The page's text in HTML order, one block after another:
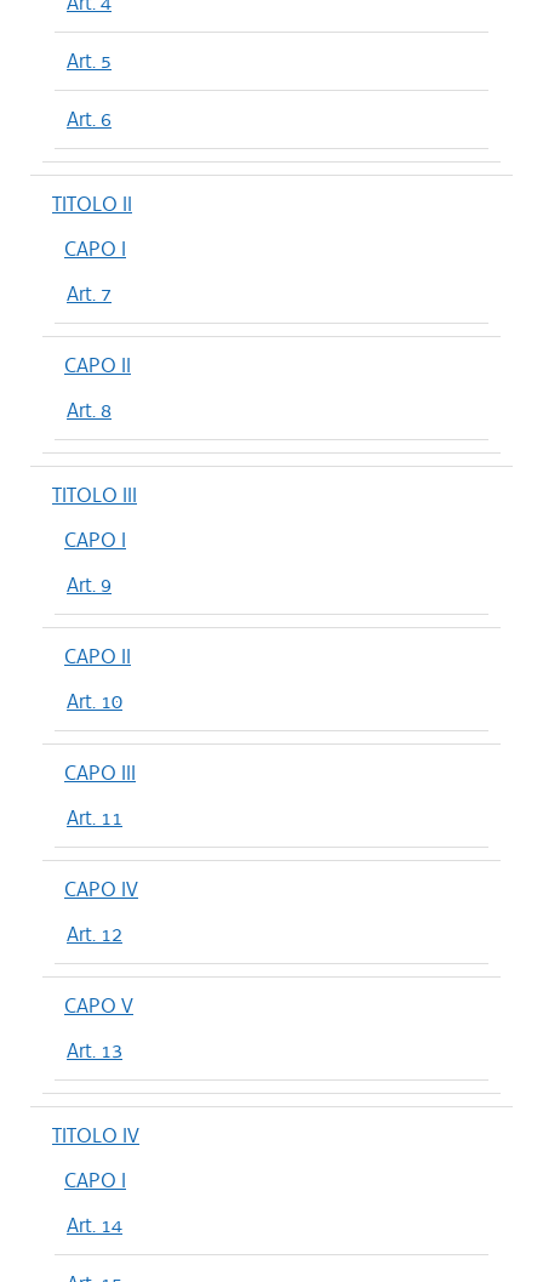
Art. 5
Art. 6
TITOLO II
CAPO I
Art. 7
CAPO II
Art. 8
TITOLO III
CAPO I
Art. 9
CAPO II
Art. 10
CAPO III
Art. 11
CAPO IV
Art. 12
CAPO V
Art. 13
TITOLO IV
CAPO I
Art. 14